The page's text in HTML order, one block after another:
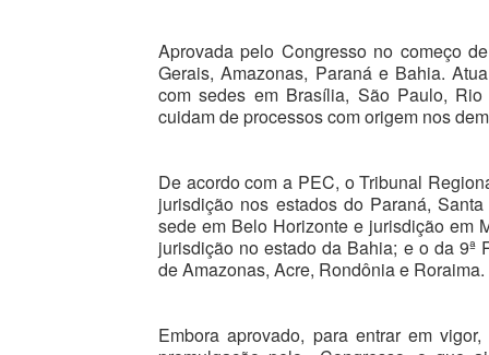
Aprovada pelo Congresso no começo
Gerais, Amazonas, Paraná e Bahia.
com sedes em Brasília, São Paulo,
cuidam de processos com origem nos
De acordo com a PEC, o Tribunal
jurisdição nos estados do Paraná,
sede em Belo Horizonte e jurisdição em
jurisdição no estado da Bahia; e o da 9ª
de Amazonas, Acre, Rondônia e Roraima.
Embora aprovado, para entrar em